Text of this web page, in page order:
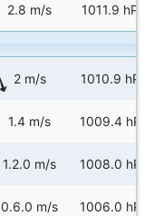
2.8 m/s 1011.9 hPa
2 m/s 1010.9 hPa
1.4 m/s 1009.4 hPa
1.2.0 m/s 1008.0 hPa
0.6.0 m/s 1006.0 hPa